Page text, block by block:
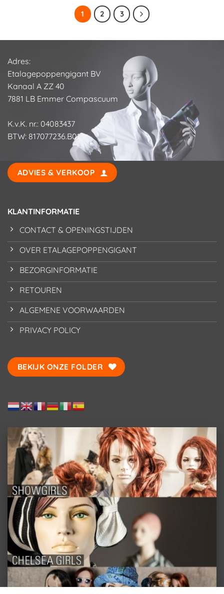
1 2 3
Adres:
Etalagepoppengigant BV
Kanaal A ZZ 40
7881 LB Emmer Compascuum
K.v.K. nr.: 04083437
BTW: 817077236.B01
ADVIES & VERKOOP
KLANTINFORMATIE
CONTACT & OPENINGSTIJDEN
OVER ETALAGEPOPPENGIGANT
BEZORGINFORMATIE
RETOUREN
ALGEMENE VOORWAARDEN
PRIVACY POLICY
BEKIJK ONZE FOLDER